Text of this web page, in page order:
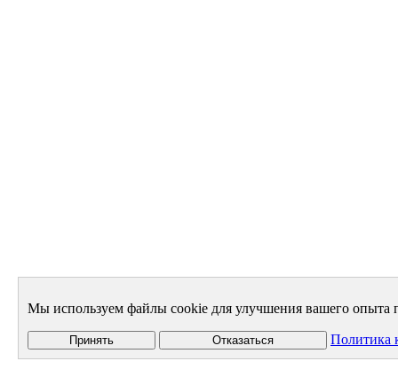
Мы используем файлы cookie для улучшения вашего опыта
Принять Отказаться Политика